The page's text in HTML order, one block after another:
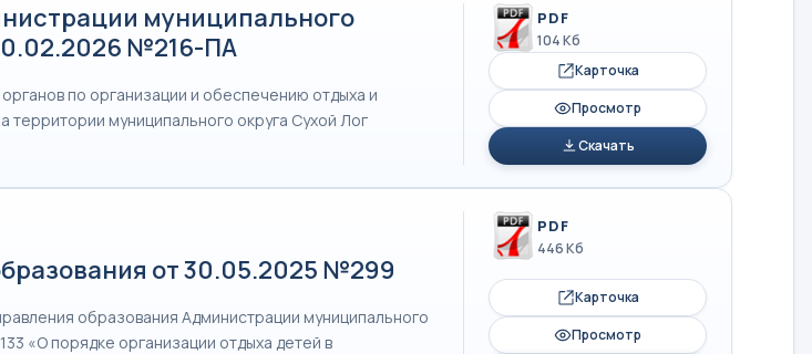
муниципального
№216-ПА
по организации и обеспечению отдыха и
территории муниципального округа Сухой Лог
PDF
104 Кб
Карточка
Просмотр
Скачать
от 30.05.2025 №299
образования Администрации муниципального
«О порядке организации отдыха детей в
PDF
446 Кб
Карточка
Просмотр